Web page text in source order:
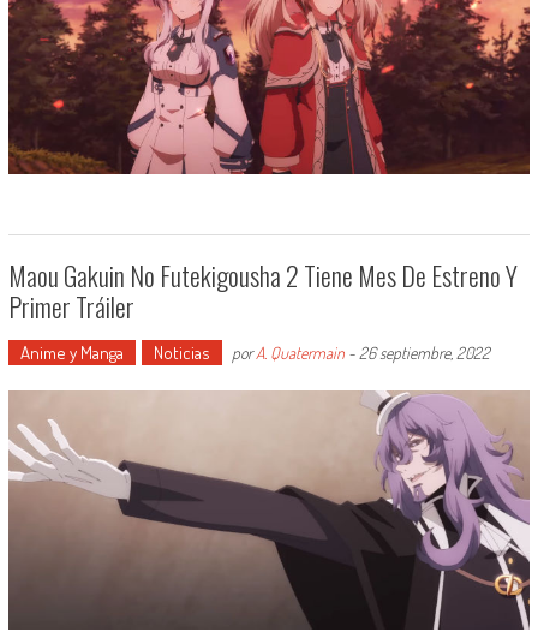
Maou Gakuin No Futekigousha 2 Tiene Mes De Estreno Y
Primer Tráiler
Anime y Manga Noticias porA. Quatermain-26 septiembre, 2022